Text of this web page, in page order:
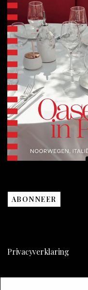
ABONNEER
Privacyverklaring